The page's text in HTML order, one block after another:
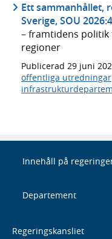
Ett sammanhållet,
Sverige, SOU
– framtidens politik
regioner
Publicerad 29 juni
offentliga utredningar
Innehåll på
Departement
Regeringskansliet